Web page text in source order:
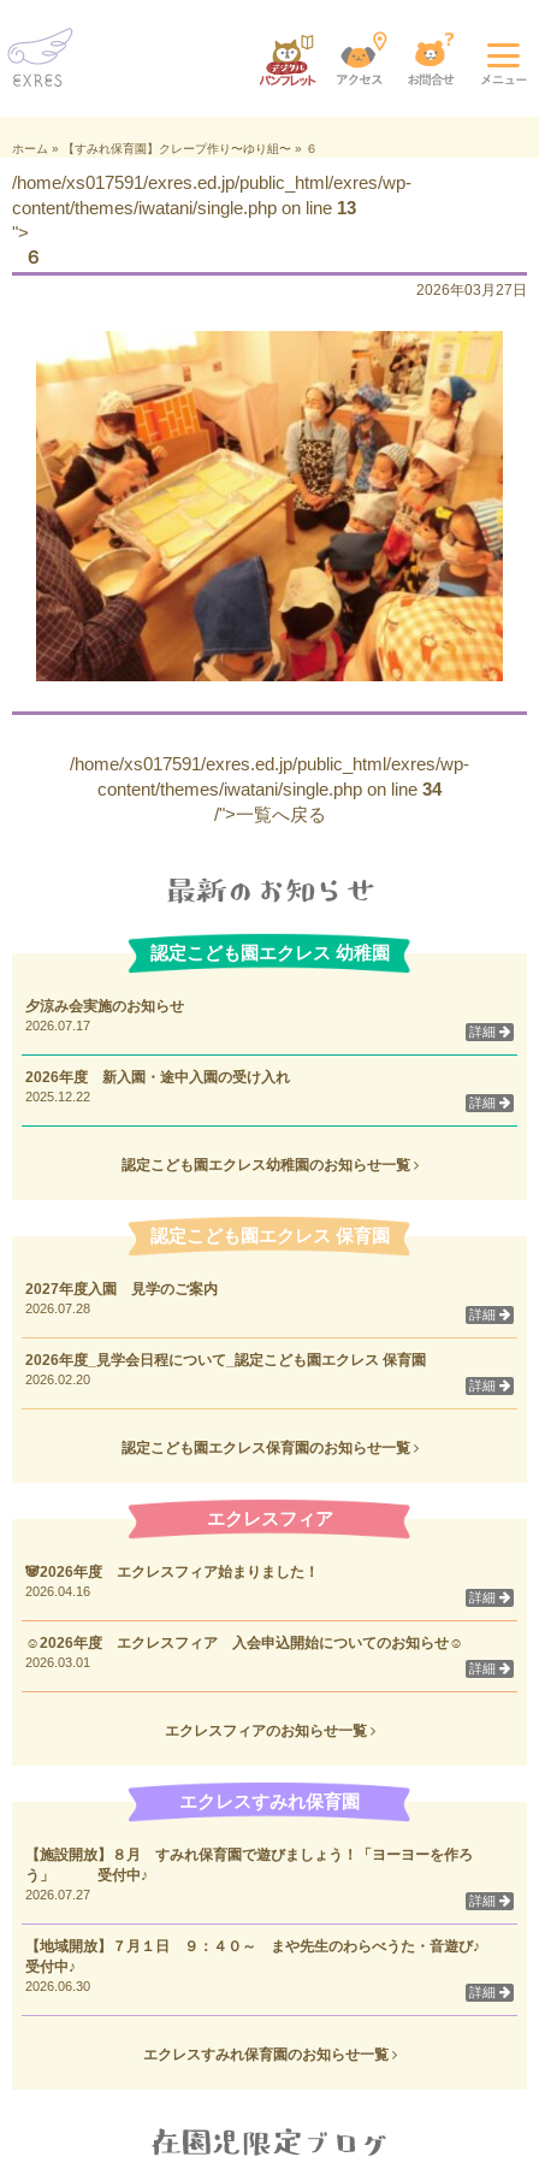
ホーム » 【すみれ保育園】クレープ作り〜ゆり組〜 » ６
/home/xs017591/exres.ed.jp/public_html/exres/wp-
content/themes/iwatani/single.php on line 13
">
６
2026年03月27日
/home/xs017591/exres.ed.jp/public_html/exres/wp-
content/themes/iwatani/single.php on line 34
/">一覧へ戻る
認定こども園エクレス 幼稚園
夕涼み会実施のお知らせ
2026.07.17 詳細
2026年度 新入園・途中入園の受け入れ
2025.12.22 詳細
認定こども園エクレス幼稚園のお知らせ一覧
認定こども園エクレス 保育園
2027年度入園 見学のご案内
2026.07.28 詳細
2026年度_見学会日程について_認定こども園エクレス 保育園
2026.02.20 詳細
認定こども園エクレス保育園のお知らせ一覧
エクレスフィア
🐼2026年度 エクレスフィア始まりました！
2026.04.16 詳細
☺2026年度 エクレスフィア 入会申込開始についてのお知らせ☺
2026.03.01 詳細
エクレスフィアのお知らせ一覧
エクレスすみれ保育園
【施設開放】８月 すみれ保育園で遊びましょう！「ヨーヨーを作ろ
う」 受付中♪
2026.07.27 詳細
【地域開放】７月１日 ９：４０～ まや先生のわらべうた・音遊び♪
受付中♪
2026.06.30 詳細
エクレスすみれ保育園のお知らせ一覧